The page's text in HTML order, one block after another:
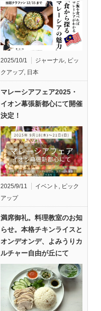
2025/10/1 ジャーナル, ピッ
クアップ, 日本
マレーシアフェア2025・
イオン幕張新都心にて開催
決定！
2025/9/11 イベント , ピック
アップ
満席御礼。料理教室のお知
らせ。本格チキンライスと
オンデオンデ、よみうりカ
ルチャー自由が丘にて